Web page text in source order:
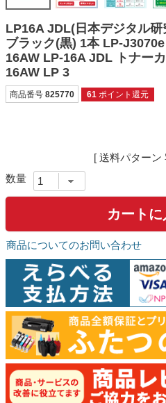
よくある質問
お問い合わせ
会員専用商品
説明書ダウンロード
LP16A JDL(日本デジタル
ブラック(黒) 1本 LP-
16AW LP-16A JDL トナー
16AW LP 3
商品番号 825770 61 ポイント還元
送料パターン
カートに
商品についてのお問い合わせ